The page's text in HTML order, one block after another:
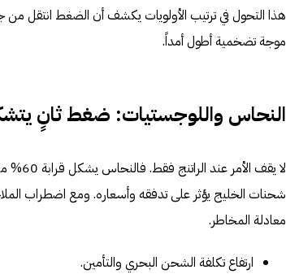
هذا التحول في ترتيب الأولويات يكشف أن الضغط انتقل من
موجة تضخمية أطول أمداً.
النحاس واللوجستيات: ضغط ثانٍ
لا يقف
شحنات الخليج يؤثر على تدفقه وأسعاره. ومع اضطراب
معادلة المخاطر.
ارتفاع تكلفة الشحن البحري والتأمين.